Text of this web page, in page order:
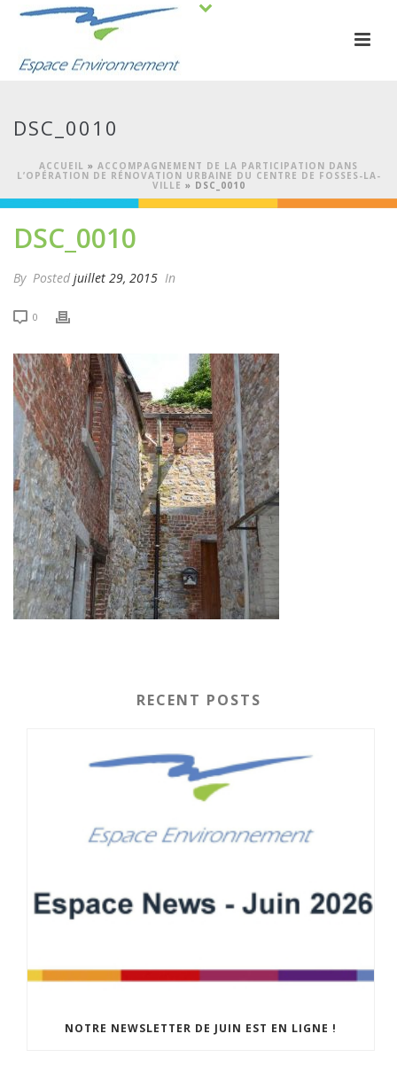
DSC_0010
ACCUEIL » ACCOMPAGNEMENT DE LA PARTICIPATION DANS
L’OPÉRATION DE RÉNOVATION URBAINE DU CENTRE DE FOSSES-LA-
VILLE » DSC_0010
DSC_0010
By Posted juillet 29, 2015 In
0
RECENT POSTS
NOTRE NEWSLETTER DE JUIN EST EN LIGNE !